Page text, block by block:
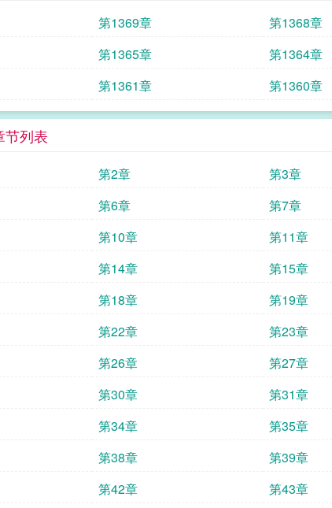
第1369章 第1368章
第1365章 第1364章
第1361章 第1360章
节列表
第2章 第3章
第6章 第7章
第10章 第11章
第14章 第15章
第18章 第19章
第22章 第23章
第26章 第27章
第30章 第31章
第34章 第35章
第38章 第39章
第42章 第43章